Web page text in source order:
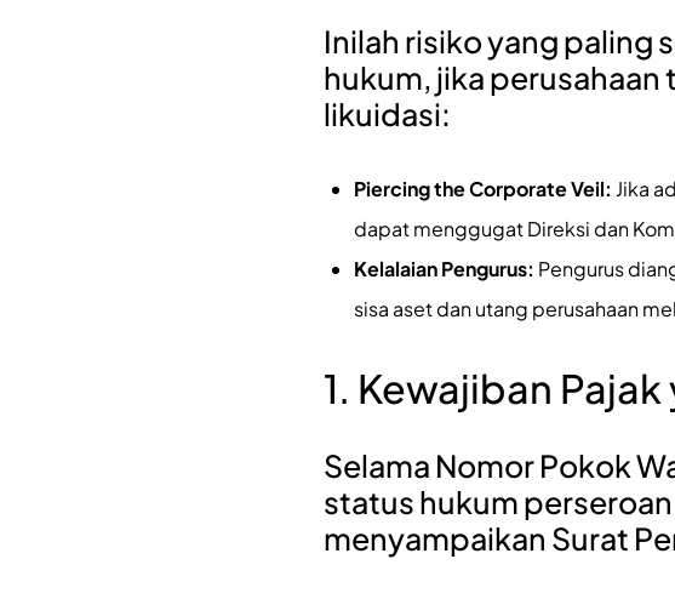
Inilah risiko yang paling
hukum, jika
likuidasi:
Piercing the Corporate Veil: Jika
dapat menggugat Direksi dan
Kelalaian Pengurus: Pengurus
sisa aset dan utang perusahaan
1. Kewajiban
Selama Nomor Pokok
status hukum
menyampaikan Surat